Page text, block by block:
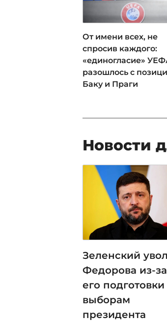
От имени всех, не
спросив каждого:
«единогласие»
разошлось с
Баку и Праги
Новости
Зеленский
Федорова из-за
его подготовки
выборам
президента